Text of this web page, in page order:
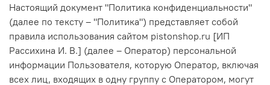
Настоящий документ "Политика конфиденциальности"
(далее по тексту – "Политика") представляет собой
правила использования сайтом pistonshop.ru [ИП
Рассихина И. В.] (далее – Оператор) персональной
информации Пользователя, которую Оператор, включая
всех лиц, входящих в одну группу с Оператором, могут